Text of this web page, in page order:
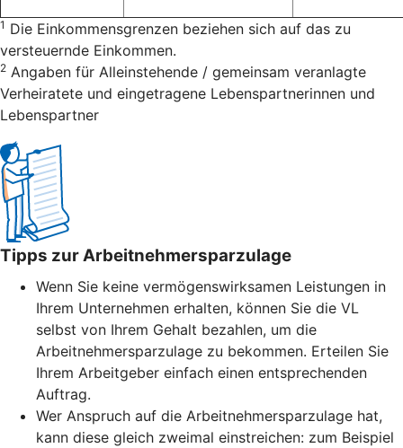
1 Die Einkommensgrenzen beziehen sich auf das zu
versteuernde Einkommen.
2 Angaben für Alleinstehende / gemeinsam veranlagte
Verheiratete und eingetragene Lebenspartnerinnen und
Lebenspartner
Tipps zur Arbeitnehmersparzulage
Wenn Sie keine vermögenswirksamen Leistungen in
Ihrem Unternehmen erhalten, können Sie die VL
selbst von Ihrem Gehalt bezahlen, um die
Arbeitnehmersparzulage zu bekommen. Erteilen Sie
Ihrem Arbeitgeber einfach einen entsprechenden
Auftrag.
Wer Anspruch auf die Arbeitnehmersparzulage hat,
kann diese gleich zweimal einstreichen: zum Beispiel